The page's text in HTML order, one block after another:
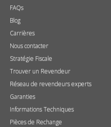
FAQs
Blog
Carrières
Nous contacter
Stratégie Fiscale
Trouver un Revendeur
Réseau de revendeurs experts
Garanties
Informations Techniques
Pièces de Rechange